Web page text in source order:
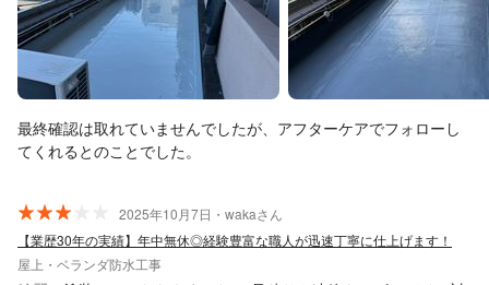
最終確認は取れていませんでしたが、アフターケアでフォローし
てくれるとのことでした。
2025年10月7日・wakaさん
【業歴30年の実績】年中無休◎経験豊富な職人が迅速丁寧に仕上げます！
屋上・ベランダ防水工事